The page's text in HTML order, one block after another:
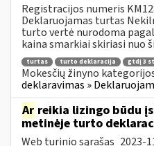
Registracijos numeris
Deklaruojamas turtas
turto vertė nurodoma
kaina smarkiai skiriasi nuo
turtas turto deklaracija gtdį 3
Mokesčių žinyno
deklaravimas »
Ar reikia lizingo būdu
metinėje turto
Web turinio sąrašas 2023-